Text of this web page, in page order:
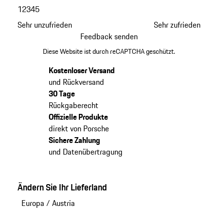
Sehr unzufrieden
12345
Sehr zufrieden
Feedback senden
Diese Website ist durch reCAPTCHA geschützt.
Kostenloser Versand
und Rückversand
30 Tage
Rückgaberecht
Offizielle Produkte
direkt von Porsche
Sichere Zahlung
und Datenübertragung
Ändern Sie Ihr Lieferland
Europa / Austria